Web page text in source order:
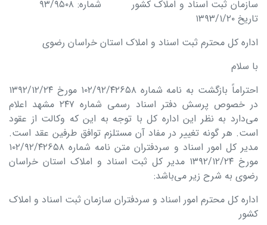
تاریخ ۱۳۹۳/۱/۲۰
اداره کل محترم ثبت اسناد و املاک استان خراسان رضوی
با سلام
احتراماً بازگشت به نامه شماره ۱۰۲/۹۲/۴۲۶۵۸ مورخ ۱۳۹۲/۱۲/۲۴
در خصوص پرسش دفتر اسناد رسمی شماره ۲۴۷ مشهد اعلام
می‌دارد به نظر این اداره کل با توجه به این که وکالت از عقود
است. هر گونه تغییر در مفاد آن مستلزم توافق طرفین عقد است.
مدیر کل امور اسناد و سردفتران متن نامه شماره ۱۰۲/۹۲/۴۲۶۵۸
مورخ ۱۳۹۲/۱۲/۲۴ مدیر کل ثبت اسناد و املاک استان خراسان
رضوی به شرح زیر می‌باشد:
اداره کل محترم امور اسناد و سردفتران سازمان ثبت اسناد و املاک
کشور